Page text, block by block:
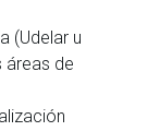
(Udelar u
áreas de